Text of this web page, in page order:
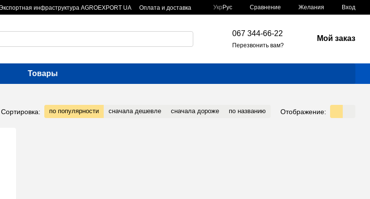
инфраструктура AGROEXPORT UA
Оплата и доставка
Укр Рус Сравнение Желания Вход
067 344-66-22
Перезвонить вам?
Мой заказ
Товары
Сортировка: по популярности сначала дешевле сначала дороже по названию Отображение: